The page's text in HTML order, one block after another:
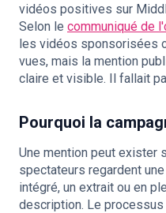
vidéos positives sur
Selon le communiqué de
les vidéos sponsorisées
vues, mais la mention
claire et visible. Il fallait
Pourquoi la
Une mention peut exister
spectateurs regardent
intégré, un extrait ou en
description. Le